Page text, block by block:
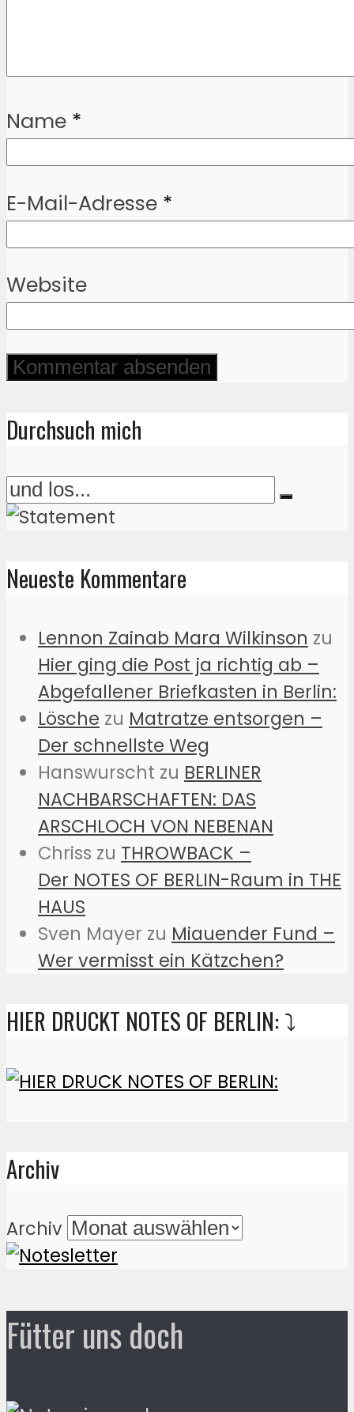
Name *
E-Mail-Adresse *
Website
Durchsuch mich
Neueste Kommentare
Lennon Zainab Mara Wilkinson zu
Hier ging die Post ja richtig ab –
Abgefallener Briefkasten in Berlin:
Lösche zu Matratze entsorgen –
Der schnellste Weg
Hanswurscht zu BERLINER
NACHBARSCHAFTEN: DAS
ARSCHLOCH VON NEBENAN
Chriss zu THROWBACK –
Der NOTES OF BERLIN-Raum in THE
HAUS
Sven Mayer zu Miauender Fund –
Wer vermisst ein Kätzchen?
HIER DRUCKT NOTES OF BERLIN: ⤵️
Archiv
Archiv
Fütter uns doch